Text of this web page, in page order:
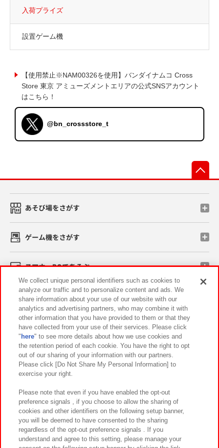
入荷プライズ
設置ゲーム機
【使用禁止※NAM00326を使用】バンダイナムコ Cross
Store 東京 アミューズメントエリアの公式SNSアカウント
はこちら！
@bn_crossstore_t
あそび場をさがす
ゲーム機をさがす
スマホ・PCであそぶ
イベント・キャンペーン
関連会社 サステナビリティ サイトポリシー
プライバシーポリシー ウェブアクセシビリティ方針と検証結果
お取引先さまとともに
カスタマーハラスメント対応方針 よくあるご質問・お問い合わせ
We collect unique personal identifiers such as cookies to
analyze our traffic and to personalize content and ads. We
share information about your use of our website with our
analytics and advertising partners, who may combine it with
other information that you have provided to them or that they
have collected from your use of their services. Please click
" here" to see more details about how we use cookies and
the retention period of each cookie. You have the right to opt
out of our sharing of your information with our partners.
Please click [Do Not Share My Personal Information] to
exercise your right.
Please note that even if you have enabled the opt-out
preference signals , if you choose to allow the sharing of
cookies and other identifiers on the following setup banner,
you will be deemed to have consented to the sharing
regardless of the opt-out preference signals . If you
understand and agree to this setting, please manage your